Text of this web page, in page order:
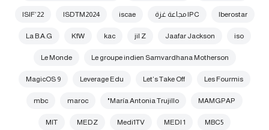
Iberostar IPC مجاعة غزة iscae
ISDTM2024
ISIF’22
iso
Jaafar Jackson
jil Z
kac
KfW
La B.A.G
Le groupe indien Samvardhana Motherson
Le Monde
Les Fourmis
Let’s Take Off
Leverage Edu
MagicOS 9
MAMGPAP
María Antonia Trujillo"
maroc
mbc
MBC5
MEDI 1
Medi1TV
MEDZ
MIT